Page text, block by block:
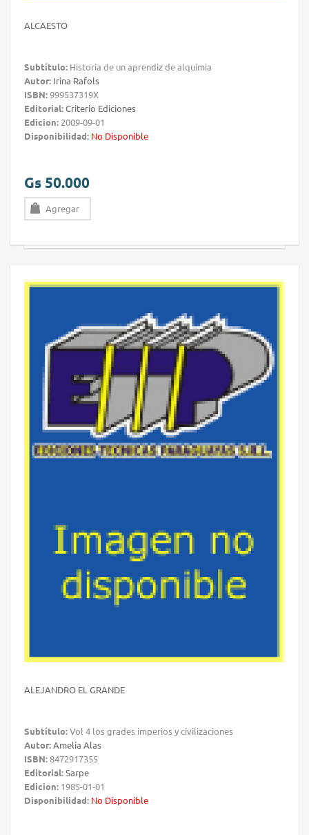
ALCAESTO
Subtítulo: Historia de un aprendiz de alquimia
Autor: Irina Rafols
ISBN:999537319X
Editorial:Criterio Ediciones
Edicion: 2009-09-01
Disponibilidad: No Disponible
Gs 50.000
Agregar
ALEJANDRO EL GRANDE
Subtítulo:Vol 4 los grades imperios y civilizaciones
Autor:Amelia Alas
ISBN:8472917355
Editorial:Sarpe
Edicion: 1985-01-01
Disponibilidad: No Disponible